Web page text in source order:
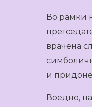
Во рамки
врачена
и
Воедно,